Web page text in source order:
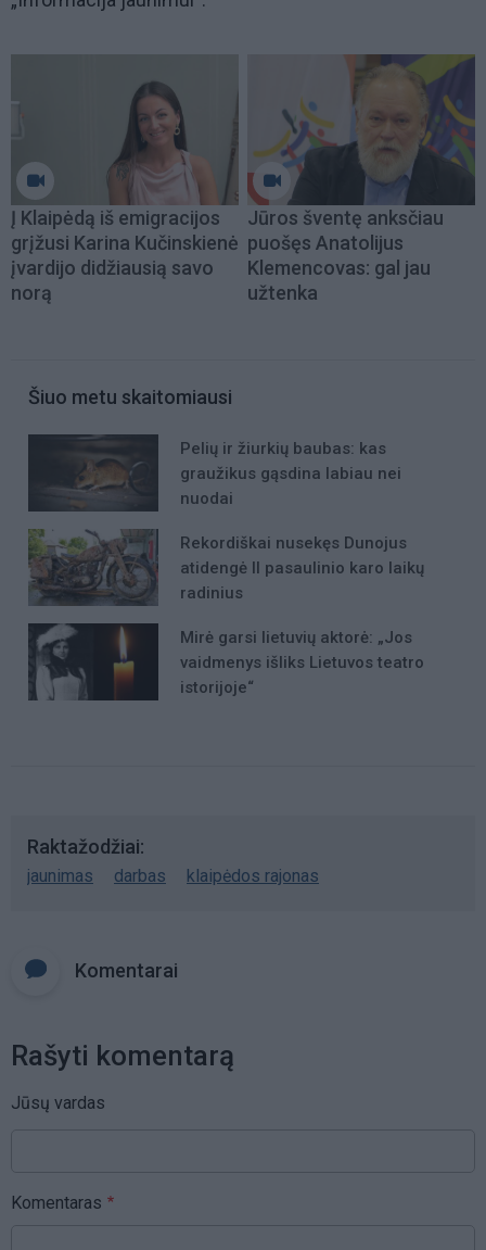
Į Klaipėdą iš emigracijos
grįžusi Karina Kučinskienė
įvardijo didžiausią savo
norą
Jūros šventę anksčiau
puošęs Anatolijus
Klemencovas: gal jau
užtenka
Šiuo metu skaitomiausi
Pelių ir žiurkių baubas: kas
graužikus gąsdina labiau nei
nuodai
Rekordiškai nusekęs Dunojus
atidengė II pasaulinio karo laikų
radinius
Mirė garsi lietuvių aktorė: „Jos
vaidmenys išliks Lietuvos teatro
istorijoje“
Raktažodžiai
jaunimas darbas klaipėdos rajonas
Komentarai
Rašyti komentarą
Jūsų vardas
Komentaras